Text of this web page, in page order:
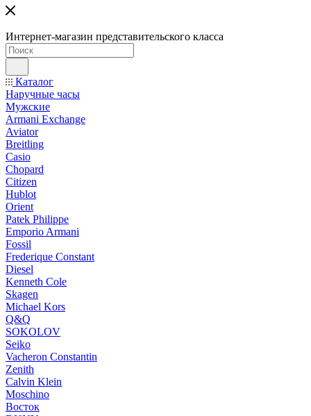
Интернет-магазин представительского класса
Каталог
Наручные часы
Мужские
Armani Exchange
Aviator
Breitling
Casio
Chopard
Citizen
Hublot
Orient
Patek Philippe
Emporio Armani
Fossil
Frederique Constant
Diesel
Kenneth Cole
Skagen
Michael Kors
Q&Q
SOKOLOV
Seiko
Vacheron Constantin
Zenith
Calvin Klein
Moschino
Восток